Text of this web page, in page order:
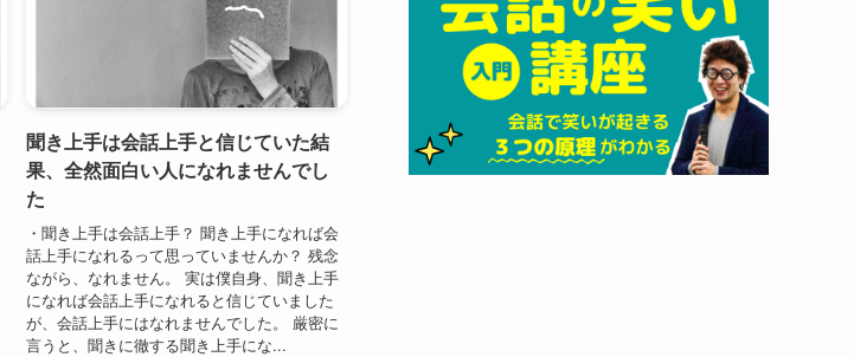
聞き上手は会話上手と信じていた結
果、全然面白い人になれませんでし
た
・聞き上手は会話上手？ 聞き上手になれば会
話上手になれるって思っていませんか？ 残念
ながら、なれません。 実は僕自身、聞き上手
になれば会話上手になれると信じていました
が、会話上手にはなれませんでした。 厳密に
言うと、聞きに徹する聞き上手にな...